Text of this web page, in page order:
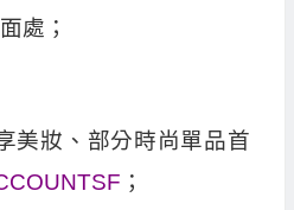
處；
美妝、部分時尚單品首
；